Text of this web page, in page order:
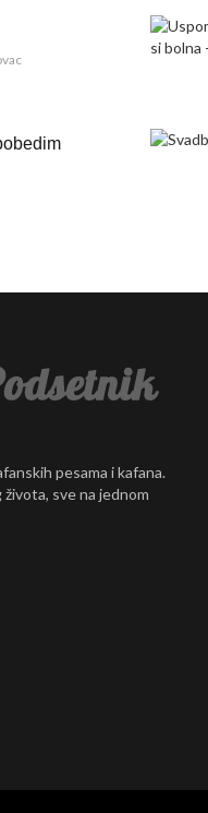
pesama i kafana.
života, sve na jednom